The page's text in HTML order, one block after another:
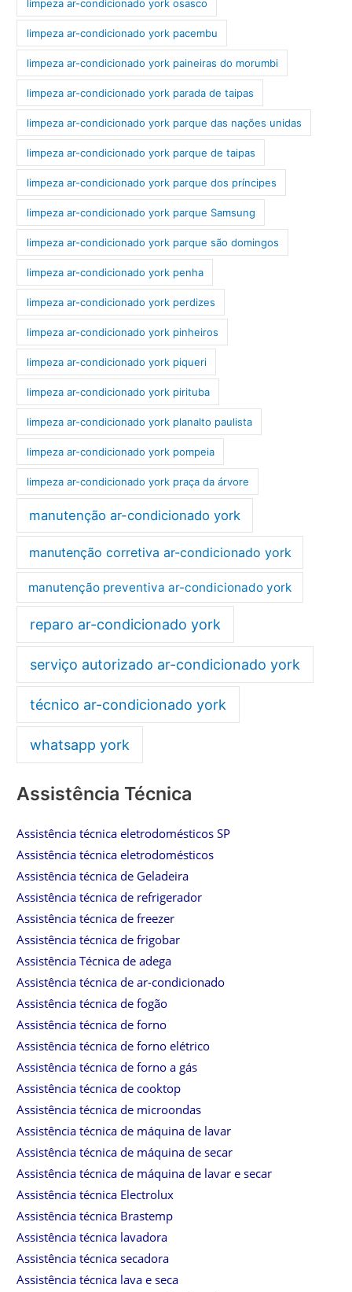
limpeza ar-condicionado york osasco
limpeza ar-condicionado york pacembu
limpeza ar-condicionado york paineiras do morumbi
limpeza ar-condicionado york parada de taipas
limpeza ar-condicionado york parque das nações unidas
limpeza ar-condicionado york parque de taipas
limpeza ar-condicionado york parque dos príncipes
limpeza ar-condicionado york parque Samsung
limpeza ar-condicionado york parque são domingos
limpeza ar-condicionado york penha
limpeza ar-condicionado york perdizes
limpeza ar-condicionado york pinheiros
limpeza ar-condicionado york piqueri
limpeza ar-condicionado york pirituba
limpeza ar-condicionado york planalto paulista
limpeza ar-condicionado york pompeia
limpeza ar-condicionado york praça da árvore
manutenção ar-condicionado york
manutenção corretiva ar-condicionado york
manutenção preventiva ar-condicionado york
reparo ar-condicionado york
serviço autorizado ar-condicionado york
técnico ar-condicionado york
whatsapp york
Assistência Técnica
Assistência técnica eletrodomésticos SP
Assistência técnica eletrodomésticos
Assistência técnica de Geladeira
Assistência técnica de refrigerador
Assistência técnica de freezer
Assistência técnica de frigobar
Assistência Técnica de adega
Assistência técnica de ar-condicionado
Assistência técnica de fogão
Assistência técnica de forno
Assistência técnica de forno elétrico
Assistência técnica de forno a gás
Assistência técnica de cooktop
Assistência técnica de microondas
Assistência técnica de máquina de lavar
Assistência técnica de máquina de secar
Assistência técnica de máquina de lavar e secar
Assistência técnica Electrolux
Assistência técnica Brastemp
Assistência técnica lavadora
Assistência técnica secadora
Assistência técnica lava e seca